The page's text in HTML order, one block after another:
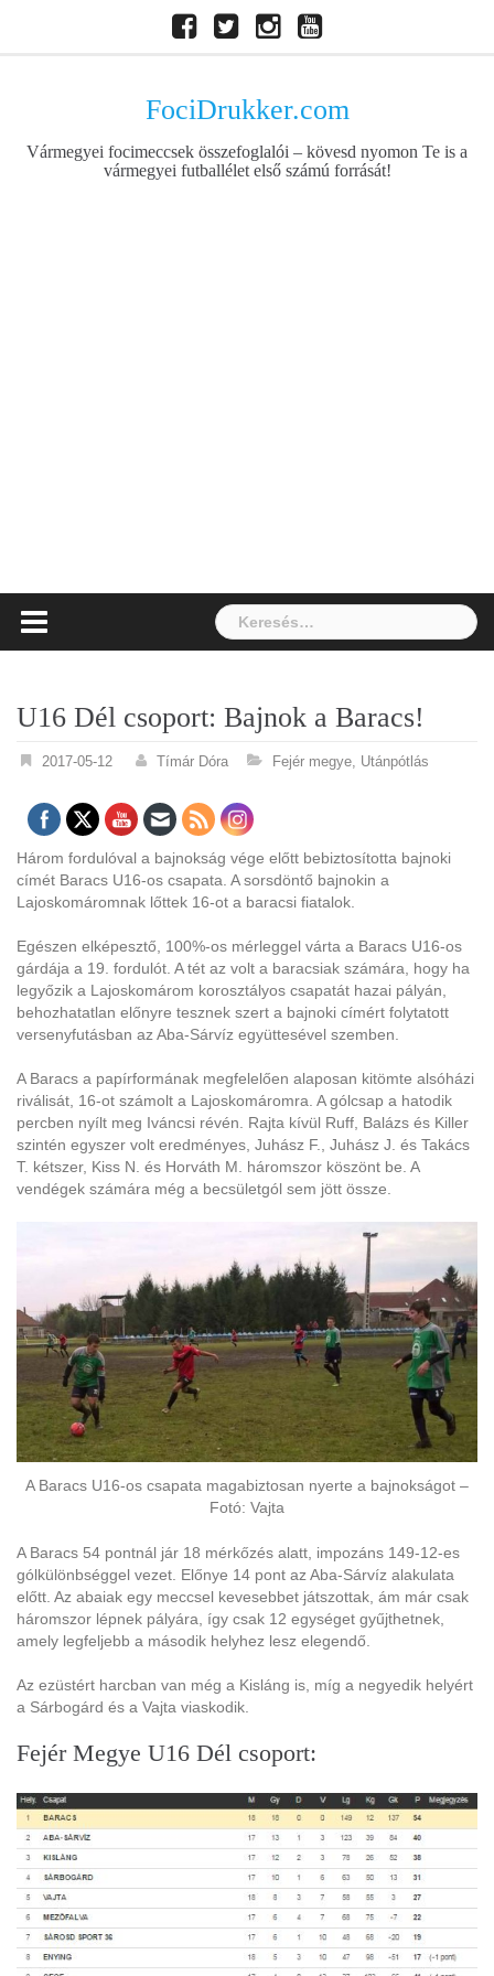
Facebook
TwitterInstagramYoutube
FociDrukker.com
Vármegyei focimeccsek összefoglalói – kövesd nyomon Te is a
vármegyei futballélet első számú forrását!
Keresés:
U16 Dél csoport: Bajnok a Baracs!
2017-05-12 Tímár Dóra Fejér megye, Utánpótlás
Három fordulóval a bajnokság vége előtt bebiztosította bajnoki
címét Baracs U16-os csapata. A sorsdöntő bajnokin a
Lajoskomáromnak lőttek 16-ot a baracsi fiatalok.
Egészen elképesztő, 100%-os mérleggel várta a Baracs U16-os
gárdája a 19. fordulót. A tét az volt a baracsiak számára, hogy ha
legyőzik a Lajoskomárom korosztályos csapatát hazai pályán,
behozhatatlan előnyre tesznek szert a bajnoki címért folytatott
versenyfutásban az Aba-Sárvíz együttesével szemben.
A Baracs a papírformának megfelelően alaposan kitömte alsóházi
riválisát, 16-ot számolt a Lajoskomáromra. A gólcsap a hatodik
percben nyílt meg Iváncsi révén. Rajta kívül Ruff, Balázs és Killer
szintén egyszer volt eredményes, Juhász F., Juhász J. és Takács
T. kétszer, Kiss N. és Horváth M. háromszor köszönt be. A
vendégek számára még a becsületgól sem jött össze.
A Baracs U16-os csapata magabiztosan nyerte a bajnokságot –
Fotó: Vajta
A Baracs 54 pontnál jár 18 mérkőzés alatt, impozáns 149-12-es
gólkülönbséggel vezet. Előnye 14 pont az Aba-Sárvíz alakulata
előtt. Az abaiak egy meccsel kevesebbet játszottak, ám már csak
háromszor lépnek pályára, így csak 12 egységet gyűjthetnek,
amely legfeljebb a második helyhez lesz elegendő.
Az ezüstért harcban van még a Kisláng is, míg a negyedik helyért
a Sárbogárd és a Vajta viaskodik.
Fejér Megye U16 Dél csoport: